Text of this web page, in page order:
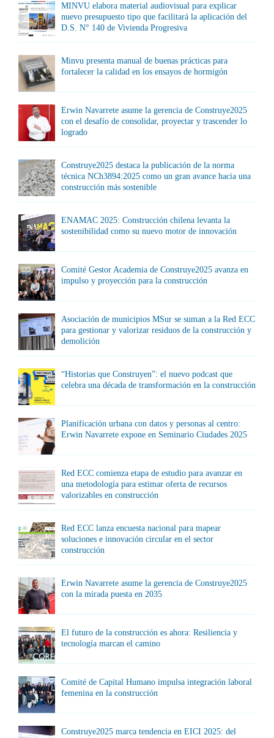
MINVU elabora material audiovisual para explicar
nuevo presupuesto tipo que facilitará la aplicación del
D.S. N° 140 de Vivienda Progresiva
Minvu presenta manual de buenas prácticas para
fortalecer la calidad en los ensayos de hormigón
Erwin Navarrete asume la gerencia de Construye2025
con el desafío de consolidar, proyectar y trascender lo
logrado
Construye2025 destaca la publicación de la norma
técnica NCh3894:2025 como un gran avance hacia una
construcción más sostenible
ENAMAC 2025: Construcción chilena levanta la
sostenibilidad como su nuevo motor de innovación
Comité Gestor Academia de Construye2025 avanza en
impulso y proyección para la construcción
Asociación de municipios MSur se suman a la Red ECC
para gestionar y valorizar residuos de la construcción y
demolición
“Historias que Construyen”: el nuevo podcast que
celebra una década de transformación en la construcción
Planificación urbana con datos y personas al centro:
Erwin Navarrete expone en Seminario Ciudades 2025
Red ECC comienza etapa de estudio para avanzar en
una metodología para estimar oferta de recursos
valorizables en construcción
Red ECC lanza encuesta nacional para mapear
soluciones e innovación circular en el sector
construcción
Erwin Navarrete asume la gerencia de Construye2025
con la mirada puesta en 2035
El futuro de la construcción es ahora: Resiliencia y
tecnología marcan el camino
Comité de Capital Humano impulsa integración laboral
femenina en la construcción
Construye2025 marca tendencia en EICI 2025: del